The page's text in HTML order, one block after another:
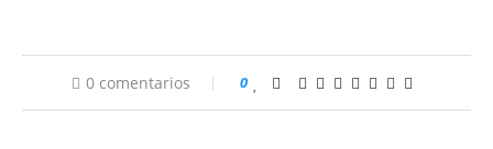
0 comentarios 0